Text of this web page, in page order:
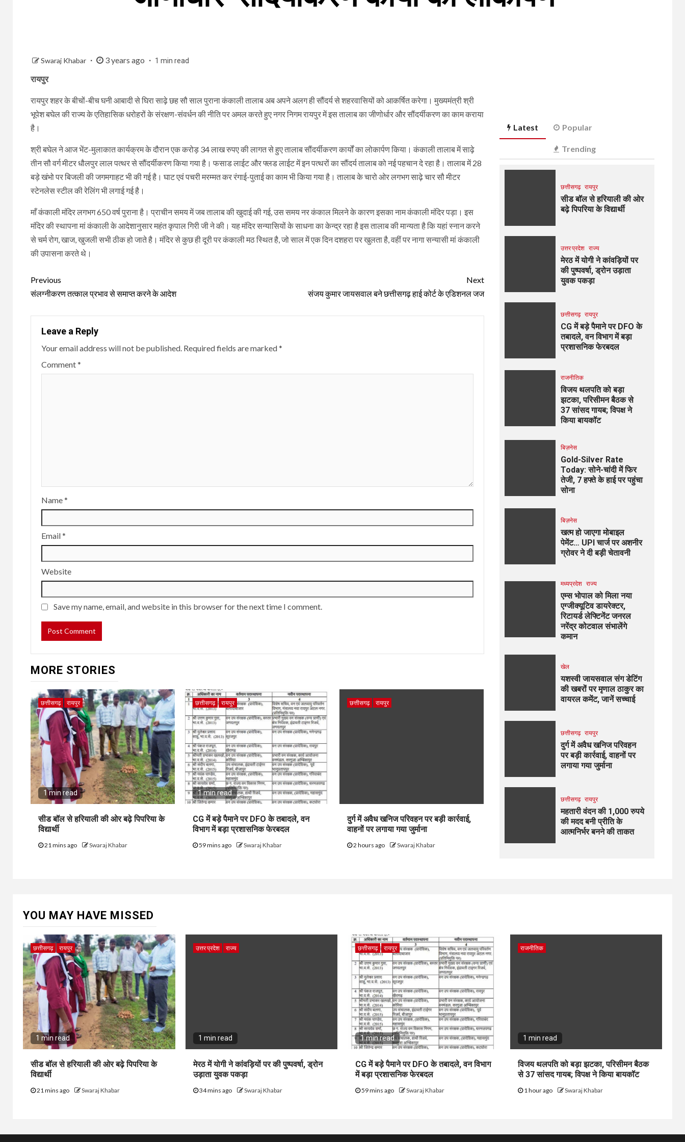
Swaraj Khabar 3 years ago 1 min read
रायपुर
रायपुर शहर के बीचों-बीच घनी आबादी से घिरा साढ़े छह सौ साल पुराना कंकाली तालाब अब अपने अलग ही सौंदर्य से शहरवासियों को आकर्षित करेगा। मुख्यमंत्री श्री
भूपेश बघेल की राज्य के एतिहासिक धरोहरों के संरक्षण-संवर्धन की नीति पर अमल करते हुए नगर निगम रायपुर में इस तालाब का जीणोर्धार और सौंदर्यीकरण का काम कराया
है।
श्री बघेल ने आज भेंट-मुलाकात कार्यक्रम के दौरान एक करोड़ 34 लाख रुपए की लागत से हुए तालाब सौंदर्यीकरण कार्यों का लोकार्पण किया। कंकाली तालाब में साढ़े
तीन सौ वर्ग मीटर धौलपुर लाल पत्थर से सौंदर्यीकरण किया गया है। फसाड लाईट और फ्लड लाईट में इन पत्थरों का सौंदर्य तालाब को नई पहचान दे रहा है। तालाब में 28
बड़े खंभो पर बिजली की जगमगाहट भी की गई है। घाट एवं पचरी मरम्मत कर रंगाई-पुताई का काम भी किया गया है। तालाब के चारो ओर लगभग साढ़े चार सौ मीटर
स्टेनलेस स्टील की रेलिंग भी लगाई गई है।
माँ कंकाली मंदिर लगभग 650 वर्ष पुराना है। प्राचीन समय में जब तालाब की खुदाई की गई, उस समय नर कंकाल मिलने के कारण इसका नाम कंकाली मंदिर पड़ा। इस
मंदिर की स्थापना मां कंकाली के आदेशानुसार महंत कृपाल गिरी जी ने की। यह मंदिर सन्यासियों के साधना का केन्द्र रहा है इस तालाब की मान्यता है कि यहां स्नान करने
से चर्म रोग, खाज, खुजली सभी ठीक हो जाते है। मंदिर से कुछ ही दूरी पर कंकाली मठ स्थित है, जो साल में एक दिन दशहरा पर खुलता है, वहीं पर नागा सन्यासी मां कंकाली
की उपासना करते थे।
Continue
Reading
Previous
संलग्नीकरण तत्काल प्रभाव से समाप्त करने के आदेश
Next
संजय कुमार जायसवाल बने छत्तीसगढ़ हाई कोर्ट के एडिशनल जज
Leave a Reply
Your email address will not be published. Required fields are marked*
Comment*
Name*
Email*
Website
Save my name, email, and website in this browser for the next time I comment.
MORE STORIES
छत्तीसगढ़ रायपुर
1 min read
सीड बॉल से हरियाली की ओर बढ़े पिपरिया के
विद्यार्थी
21 mins ago Swaraj Khabar
छत्तीसगढ़ रायपुर
1 min read
CG में बड़े पैमाने पर DFO के तबादले, वन
विभाग में बड़ा प्रशासनिक फेरबदल
59 mins ago Swaraj Khabar
छत्तीसगढ़ रायपुर
दुर्ग में अवैध खनिज परिवहन पर बड़ी कार्रवाई,
वाहनों पर लगाया गया जुर्माना
2 hours ago Swaraj Khabar
Latest Popular
Trending
छत्तीसगढ़ रायपुर
सीड बॉल से हरियाली की ओर
बढ़े पिपरिया के विद्यार्थी
उत्तर प्रदेश राज्य
मेरठ में योगी ने कांवड़ियों पर
की पुष्पवर्षा, ड्रोन उड़ाता
युवक पकड़ा
छत्तीसगढ़ रायपुर
CG में बड़े पैमाने पर DFO के
तबादले, वन विभाग में बड़ा
प्रशासनिक फेरबदल
राजनीतिक
विजय थलपति को बड़ा
झटका, परिसीमन बैठक से
37 सांसद गायब; विपक्ष ने
किया बायकॉट
बिज़नेस
Gold-Silver Rate
Today: सोने-चांदी में फिर
तेजी, 7 हफ्ते के हाई पर पहुंचा
सोना
बिज़नेस
खत्म हो जाएगा मोबाइल
पेमेंट… UPI चार्ज पर अशनीर
ग्रोवर ने दी बड़ी चेतावनी
मध्यप्रदेश राज्य
एम्स भोपाल को मिला नया
एग्जीक्यूटिव डायरेक्टर,
रिटायर्ड लेफ्टिनेंट जनरल
नरेंद्र कोटवाल संभालेंगे
कमान
खेल
यशस्वी जायसवाल संग डेटिंग
की खबरों पर मृणाल ठाकुर का
वायरल कमेंट, जानें सच्चाई
छत्तीसगढ़ रायपुर
दुर्ग में अवैध खनिज परिवहन
पर बड़ी कार्रवाई, वाहनों पर
लगाया गया जुर्माना
छत्तीसगढ़ रायपुर
महतारी वंदन की 1,000 रुपये
की मदद बनी प्रीति के
आत्मनिर्भर बनने की ताकत
YOU MAY HAVE MISSED
छत्तीसगढ़ रायपुर
1 min read
सीड बॉल से हरियाली की ओर बढ़े पिपरिया के
विद्यार्थी
21 mins ago Swaraj Khabar
उत्तर प्रदेश राज्य
1 min read
मेरठ में योगी ने कांवड़ियों पर की पुष्पवर्षा, ड्रोन
उड़ाता युवक पकड़ा
34 mins ago Swaraj Khabar
छत्तीसगढ़ रायपुर
1 min read
CG में बड़े पैमाने पर DFO के तबादले, वन विभाग
में बड़ा प्रशासनिक फेरबदल
59 mins ago Swaraj Khabar
राजनीतिक
1 min read
विजय थलपति को बड़ा झटका, परिसीमन बैठक
से 37 सांसद गायब; विपक्ष ने किया बायकॉट
1 hour ago Swaraj Khabar